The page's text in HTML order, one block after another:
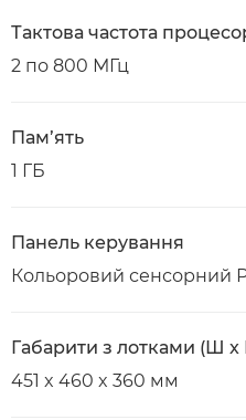
Тактова частота
2 по 800 МГц
Пам’ять
1 ГБ
Панель керування
Кольоровий сенсорний
Габарити з лотками (Ш x
451 x 460 x 360 мм